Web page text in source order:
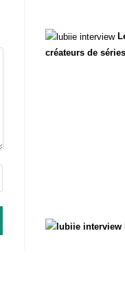
créateurs de séries